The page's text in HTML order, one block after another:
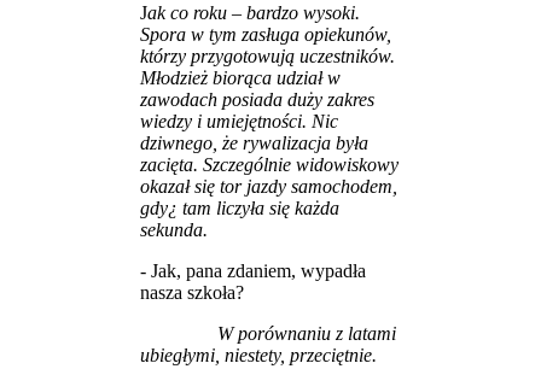
Jak co roku – bardzo wysoki.
Spora w tym zasługa opiekunów,
którzy przygotowują uczestników.
Młodzież biorąca udział w
zawodach posiada duży zakres
wiedzy i umiejętności. Nic
dziwnego, że rywalizacja była
zacięta. Szczególnie widowiskowy
okazał się tor jazdy samochodem,
gdy¿ tam liczyła się każda
sekunda.
- Jak, pana zdaniem, wypadła
nasza szkoła?
W porównaniu z latami
ubiegłymi, niestety, przeciętnie.